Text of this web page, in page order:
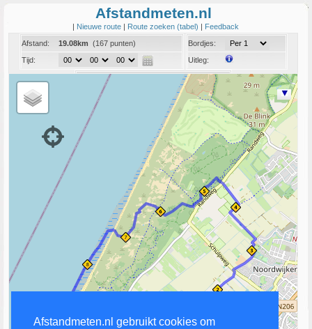
Afstandmeten.nl gebruikt cookies om
Afstandmeten.nl
| Nieuwe route | Route zoeken (tabel) | Feedback
Afstand:
19.08km (167 punten)
Tijd:
Bordjes:
Uitleg:
Link naar deze route